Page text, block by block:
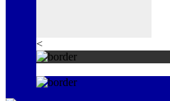
<